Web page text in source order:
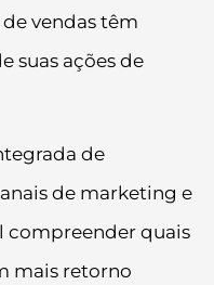
vendas têm
suas ações de
de
de marketing e
compreender quais
mais retorno